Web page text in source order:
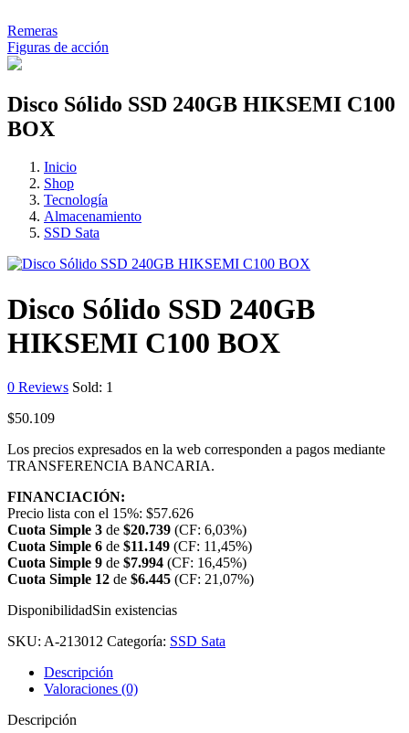
Remeras
Figuras de acción
Disco Sólido SSD 240GB HIKSEMI C100
BOX
Inicio
Shop
Tecnología
Almacenamiento
SSD Sata
Disco Sólido SSD 240GB
HIKSEMI C100 BOX
0 Reviews Sold: 1
$50.109
Los precios expresados en la web corresponden a pagos mediante
TRANSFERENCIA BANCARIA.
FINANCIACIÓN:
Precio lista con el 15%: $57.626
Cuota Simple 3 de $20.739 (CF: 6,03%)
Cuota Simple 6 de $11.149 (CF: 11,45%)
Cuota Simple 9 de $7.994 (CF: 16,45%)
Cuota Simple 12 de $6.445 (CF: 21,07%)
DisponibilidadSin existencias
SKU: A-213012 Categoría: SSD Sata
Descripción
Valoraciones (0)
Descripción